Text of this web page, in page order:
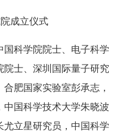
成立仪式
科学院院士、电子科学
士、深圳国际量子研究
肥国家实验室彭承志，
国科学技术大学朱晓波
立星研究员，中国科学